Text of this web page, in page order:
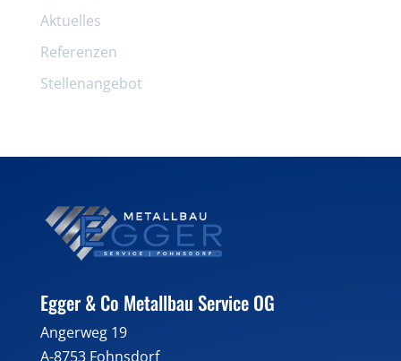
Aktuelles
Referenzen
Stellenangebot
Egger & Co Metallbau Service OG
Angerweg 19
A-8753 Fohnsdorf